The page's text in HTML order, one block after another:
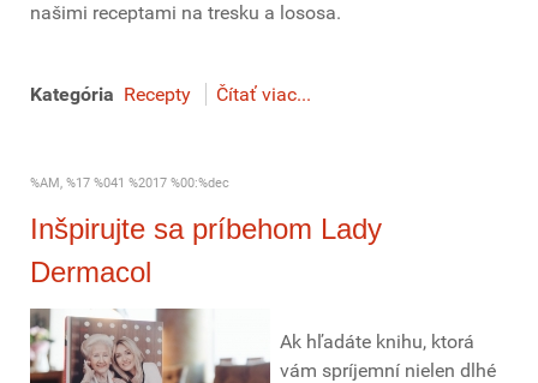
našimi receptami na tresku a lososa.
Kategória Recepty Čítať viac...
%AM, %17 %041 %2017 %00:%dec
Inšpirujte sa príbehom Lady
Dermacol
Ak hľadáte knihu, ktorá
vám spríjemní nielen dlhé